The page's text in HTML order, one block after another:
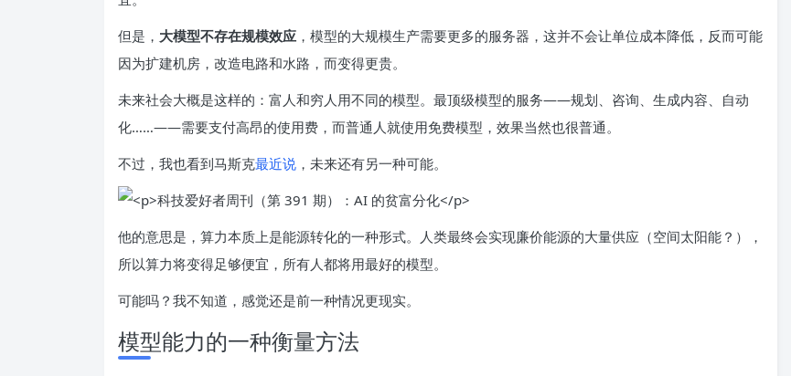
但是， 大模型不存在规模效应 ，模型的大规模生产需要更多的服务器，这并不会让单位成本降低，反而可能
因为扩建机房，改造电路和水路，而变得更贵。
未来社会大概是这样的：富人和穷人用不同的模型。最顶级模型的服务——规划、咨询、生成内容、自动
化……——需要支付高昂的使用费，而普通人就使用免费模型，效果当然也很普通。
不过，我也看到马斯克最近说 ，未来还有另一种可能。
他的意思是，算力本质上是能源转化的一种形式。人类最终会实现廉价能源的大量供应（空间太阳能？），
所以算力将变得足够便宜，所有人都将用最好的模型。
可能吗？我不知道，感觉还是前一种情况更现实。
模型能力的一种衡量方法